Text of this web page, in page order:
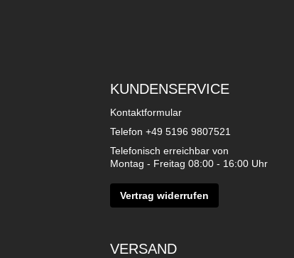
KUNDENSERVICE
Kontaktformular
Telefon +49 5196 9807521
Telefonisch erreichbar von
Montag - Freitag 08:00 - 16:00 Uhr
Vertrag widerrufen
VERSAND